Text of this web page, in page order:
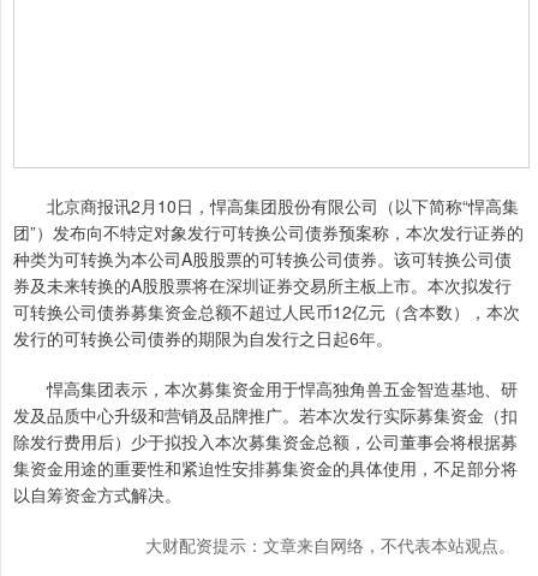
北京商报讯2月10日，悍高集团股份有限公司（以下简称“悍高集
团”）发布向不特定对象发行可转换公司债券预案称，本次发行证券的
种类为可转换为本公司A股股票的可转换公司债券。该可转换公司债
券及未来转换的A股股票将在深圳证券交易所主板上市。本次拟发行
可转换公司债券募集资金总额不超过人民币12亿元（含本数），本次
发行的可转换公司债券的期限为自发行之日起6年。
悍高集团表示，本次募集资金用于悍高独角兽五金智造基地、研
发及品质中心升级和营销及品牌推广。若本次发行实际募集资金（扣
除发行费用后）少于拟投入本次募集资金总额，公司董事会将根据募
集资金用途的重要性和紧迫性安排募集资金的具体使用，不足部分将
以自筹资金方式解决。
大财配资提示：文章来自网络，不代表本站观点。